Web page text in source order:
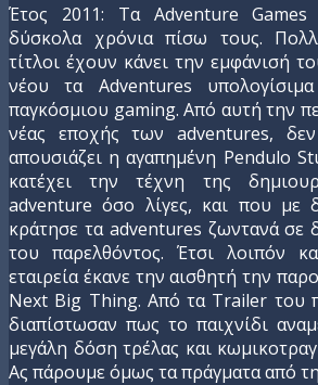
Έτος 2011: Τα Adventure
δύσκολα χρόνια πίσω τους.
τίτλοι έχουν κάνει την εμφάνισή
νέου τα Adventures
παγκόσμιου gaming. Από αυτή την
νέας εποχής των adventures,
απουσιάζει η αγαπημένη Pendulo
κατέχει την τέχνη της
adventure όσο λίγες, και που με
κράτησε τα adventures ζωντανά σε
του παρελθόντος. Έτσι λοιπόν
εταιρεία έκανε την αισθητή την
Next Big Thing. Από τα Trailer του
διαπίστωσαν πως το παιχνίδι
μεγάλη δόση τρέλας και
Ας πάρουμε όμως τα πράγματα από